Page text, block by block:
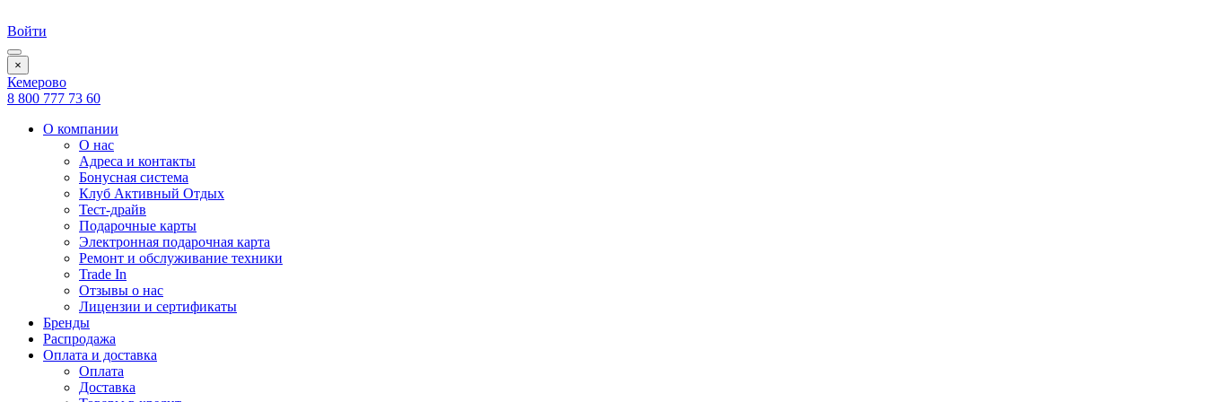
Войти
×
Кемерово
8 800 777 73 60
О компании
О нас
Адреса и контакты
Бонусная система
Клуб Активный Отдых
Тест-драйв
Подарочные карты
Электронная подарочная карта
Ремонт и обслуживание техники
Trade In
Отзывы о нас
Лицензии и сертификаты
Бренды
Распродажа
Оплата и доставка
Оплата
Доставка